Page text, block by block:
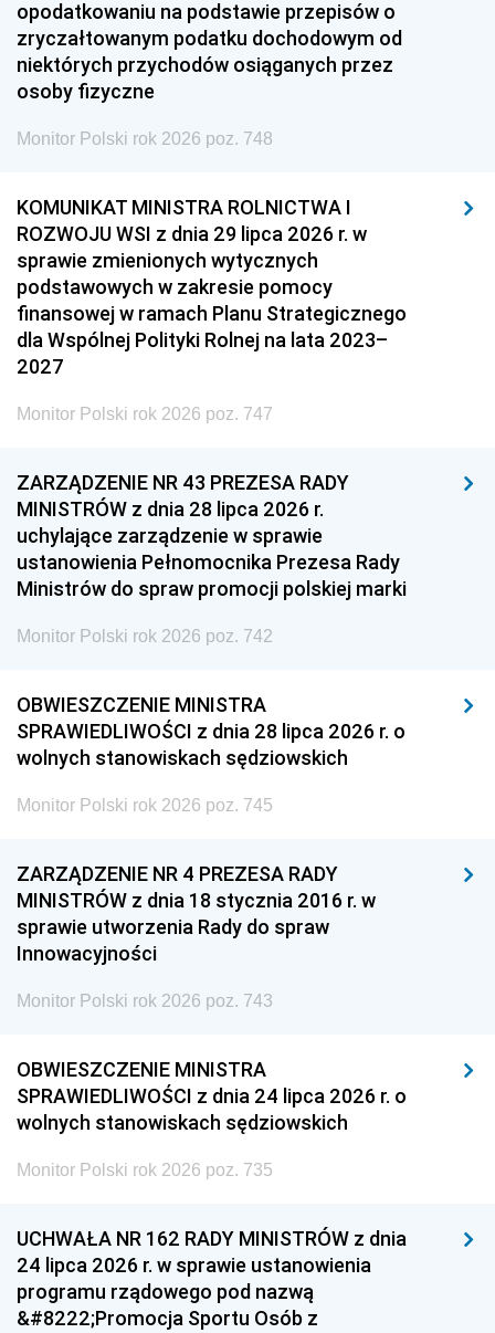
opodatkowaniu na podstawie przepisów o
zryczałtowanym podatku dochodowym od
niektórych przychodów osiąganych przez
osoby fizyczne
Monitor Polski rok 2026 poz. 748
KOMUNIKAT MINISTRA ROLNICTWA I
ROZWOJU WSI z dnia 29 lipca 2026 r. w
sprawie zmienionych wytycznych
podstawowych w zakresie pomocy
finansowej w ramach Planu Strategicznego
dla Wspólnej Polityki Rolnej na lata 2023–
2027
Monitor Polski rok 2026 poz. 747
ZARZĄDZENIE NR 43 PREZESA RADY
MINISTRÓW z dnia 28 lipca 2026 r.
uchylające zarządzenie w sprawie
ustanowienia Pełnomocnika Prezesa Rady
Ministrów do spraw promocji polskiej marki
Monitor Polski rok 2026 poz. 742
OBWIESZCZENIE MINISTRA
SPRAWIEDLIWOŚCI z dnia 28 lipca 2026 r. o
wolnych stanowiskach sędziowskich
Monitor Polski rok 2026 poz. 745
ZARZĄDZENIE NR 4 PREZESA RADY
MINISTRÓW z dnia 18 stycznia 2016 r. w
sprawie utworzenia Rady do spraw
Innowacyjności
Monitor Polski rok 2026 poz. 743
OBWIESZCZENIE MINISTRA
SPRAWIEDLIWOŚCI z dnia 24 lipca 2026 r. o
wolnych stanowiskach sędziowskich
Monitor Polski rok 2026 poz. 735
UCHWAŁA NR 162 RADY MINISTRÓW z dnia
24 lipca 2026 r. w sprawie ustanowienia
programu rządowego pod nazwą
&#8222;Promocja Sportu Osób z